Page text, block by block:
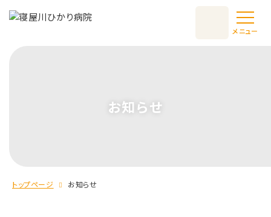
メニュー
お知らせ
トップページ お知らせ